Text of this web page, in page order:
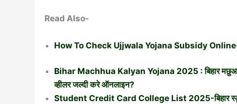
Read Also-
How To Check Ujjwala Yojana Subsidy Online-
Bihar Machhua Kalyan Yojana 2025 : बिहार मछुआ
व्हीलर जल्दी करे ऑनलाइन?
Student Credit Card College List 2025-बिहार